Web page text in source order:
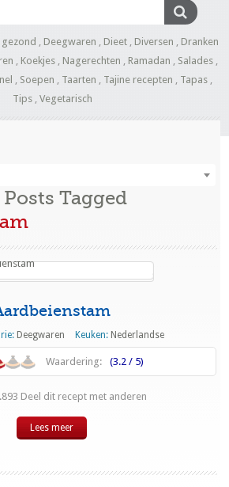
, Deegwaren , Dieet , Diversen , Dranken
, Koekjes , Nagerechten , Ramadan , Salades ,
, Soepen , Taarten , Tajine recepten , Tapas ,
Tips, Vegetarisch
Tagged
Deegwaren Keuken: Nederlandse
Waardering: (3.2 / 5)
Deel dit recept met anderen
Lees meer